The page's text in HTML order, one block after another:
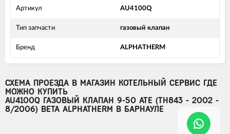
Артикул AU4100Q
Тип запчасти газовый клапан
Бренд ALPHATHERM
СХЕМА ПРОЕЗДА В МАГАЗИН КОТЕЛЬНЫЙ СЕРВИС ГДЕ
МОЖНО КУПИТЬ
AU4100Q ГАЗОВЫЙ КЛАПАН 9-50 ATE (TH843 - 2002 -
8/2006) BETA ALPHATHERM В БАРНАУЛЕ